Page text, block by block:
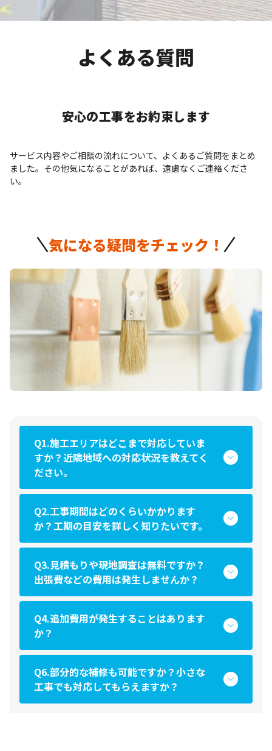
よくある質問
安心の工事をお約束します
サービス内容やご相談の流れについて、よくあるご質問をまとめ
ました。その他気になることがあれば、遠慮なくご連絡くださ
い。
気になる疑問をチェック！
Q1.施工エリアはどこまで対応していま
すか？近隣地域への対応状況を教えてく
ださい。
Q2.工事期間はどのくらいかかります
か？工期の目安を詳しく知りたいです。
Q3.見積もりや現地調査は無料ですか？
出張費などの費用は発生しませんか？
Q4.追加費用が発生することはあります
か？
Q6.部分的な補修も可能ですか？小さな
工事でも対応してもらえますか？